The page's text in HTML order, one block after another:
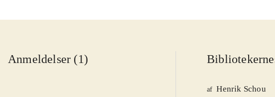
Anmeldelser (1)
af Henrik Schou